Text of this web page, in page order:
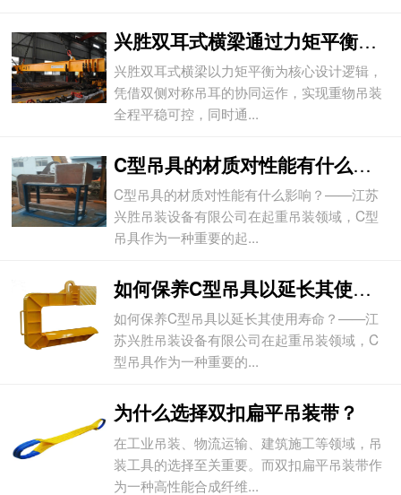
兴胜双耳式横梁通过力矩平衡实现重物平稳吊
兴胜双耳式横梁以力矩平衡为核心设计逻辑，
凭借双侧对称吊耳的协同运作，实现重物吊装
全程平稳可控，同时通...
C型吊具的材质对性能有什么影响？
C型吊具的材质对性能有什么影响？——江苏
兴胜吊装设备有限公司在起重吊装领域，C型
吊具作为一种重要的起...
如何保养C型吊具以延长其使用寿命？
如何保养C型吊具以延长其使用寿命？——江
苏兴胜吊装设备有限公司在起重吊装领域，C
型吊具作为一种重要的...
为什么选择双扣扁平吊装带？
在工业吊装、物流运输、建筑施工等领域，吊
装工具的选择至关重要。而双扣扁平吊装带作
为一种高性能合成纤维...